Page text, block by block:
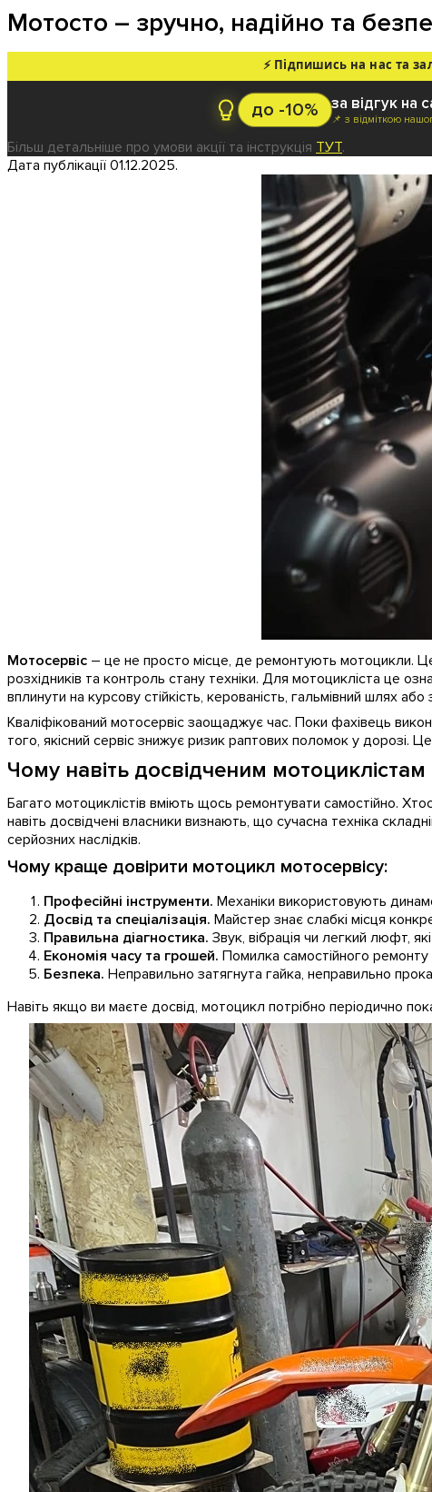
Мотосто – зручно, надійно та
⚡ Підпишись на нас та
до -10% за відгук на
📌 з відміткою
Більш детальніше про умови акції та інструкція ТУТ.
Дата публікації 01.12.2025.
Мотосервіс – це не просто місце, де ремонтують мотоцикли. Це
розхідників та контроль стану техніки. Для мотоцикліста це
вплинути на курсову стійкість, керованість, гальмівний шлях
Кваліфікований мотосервіс заощаджує час. Поки фахівець
того, якісний сервіс знижує ризик раптових поломок у дорозі.
Чому навіть досвідченим
Багато мотоциклістів вміють щось ремонтувати самостійно.
навіть досвідчені власники визнають, що сучасна техніка
серйозних наслідків.
Чому краще довірити мотоцикл мотосервісу:
Професійні інструменти. Механіки використовують
Досвід та спеціалізація. Майстер знає слабкі місця
Правильна діагностика. Звук, вібрація чи легкий люфт,
Економія часу та грошей. Помилка самостійного
Безпека. Неправильно затягнута гайка, неправильно
Навіть якщо ви маєте досвід, мотоцикл потрібно періодично